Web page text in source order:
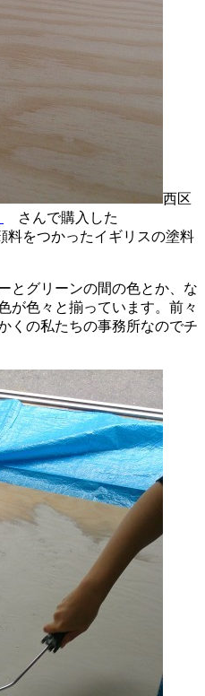
西区
さんで購入した
をつかったイギリスの塗料
とグリーンの間の色とか、な
が色々と揃っています。前々
くの私たちの事務所なのでチ